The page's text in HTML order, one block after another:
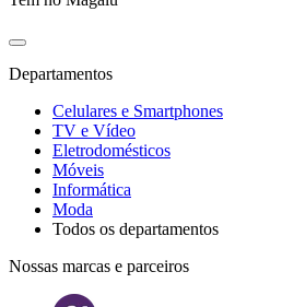
Departamentos
Celulares e Smartphones
TV e Vídeo
Eletrodomésticos
Móveis
Informática
Moda
Todos os departamentos
Nossas marcas e parceiros